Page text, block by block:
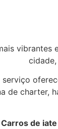
serviço
de charter,
Carros de